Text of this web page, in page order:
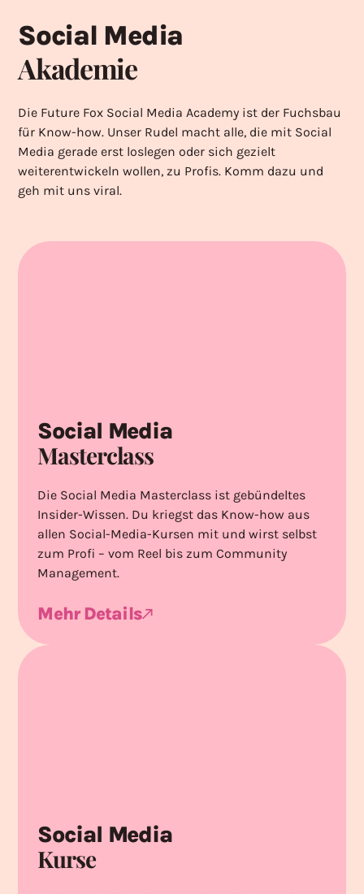
Social Media
Akademie
Die Future Fox Social Media Academy ist der Fuchsbau
für Know-how. Unser Rudel macht alle, die mit Social
Media gerade erst loslegen oder sich gezielt
weiterentwickeln wollen, zu Profis. Komm dazu und
geh mit uns viral.
Social Media
Masterclass
Die Social Media Masterclass ist gebündeltes
Insider-Wissen. Du kriegst das Know-how aus
allen Social-Media-Kursen mit und wirst selbst
zum Profi – vom Reel bis zum Community
Management.
Mehr Details
Social Media
Kurse